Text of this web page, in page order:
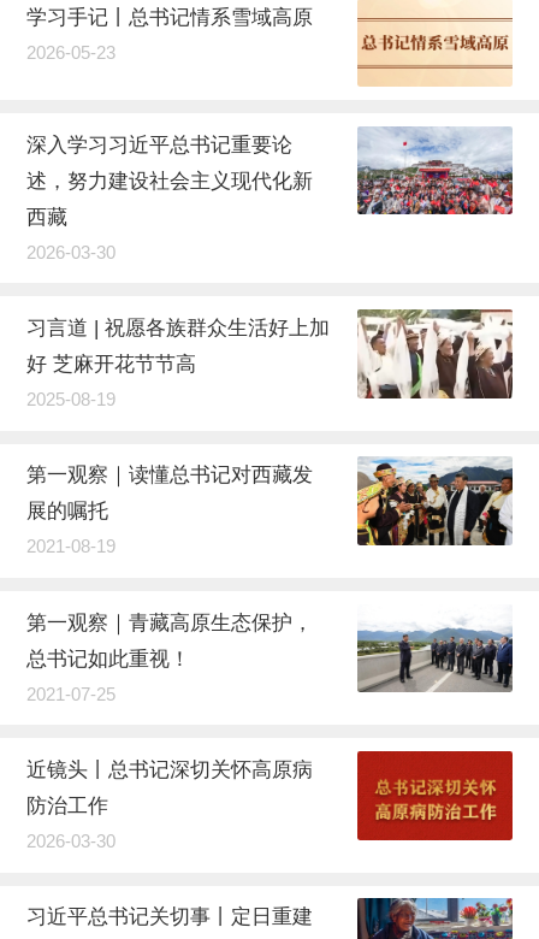
学习手记丨总书记情系雪域高原
2026-05-23
深入学习习近平总书记重要论
述，努力建设社会主义现代化新
西藏
2026-03-30
习言道 | 祝愿各族群众生活好上加
好 芝麻开花节节高
2025-08-19
第一观察｜读懂总书记对西藏发
展的嘱托
2021-08-19
第一观察｜青藏高原生态保护，
总书记如此重视！
2021-07-25
近镜头丨总书记深切关怀高原病
防治工作
2026-03-30
习近平总书记关切事丨定日重建